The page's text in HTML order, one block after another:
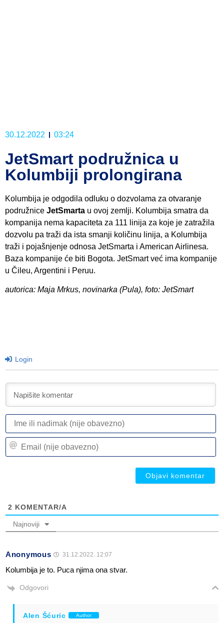
30.12.2022 03:24
JetSmart podružnica u
Kolumbiji prolongirana
Kolumbija je odgodila odluku o dozvolama za otvaranje
podružnice JetSmarta u ovoj zemlji. Kolumbija smatra da
kompanija nema kapaciteta za 111 linija za koje je zatražila
dozvolu pa traži da ista smanji količinu linija, a Kolumbija
traži i pojašnjenje odnosa JetSmarta i American Airlinesa.
Baza kompanije će biti Bogota. JetSmart već ima kompanije
u Čileu, Argentini i Peruu.
autorica: Maja Mrkus, novinarka (Pula), foto: JetSmart
Login
2 KOMENTAR/A
Najnoviji
Anonymous 31.12.2022. 12:07
Kolumbija je to. Puca njima ona stvar.
Odgovori
Alen Šćuric Author